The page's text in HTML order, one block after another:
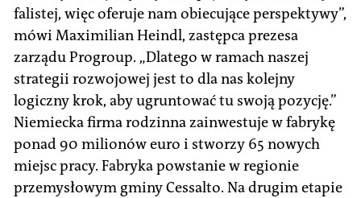
falistej, więc oferuje nam obiecujące perspektywy”,
mówi Maximilian Heindl, zastępca prezesa
zarządu Progroup. „Dlatego w ramach naszej
strategii rozwojowej jest to dla nas kolejny
logiczny krok, aby ugruntować tu swoją pozycję.”
Niemiecka firma rodzinna zainwestuje w fabrykę
ponad 90 milionów euro i stworzy 65 nowych
miejsc pracy. Fabryka powstanie w regionie
przemysłowym gminy Cessalto. Na drugim etapie